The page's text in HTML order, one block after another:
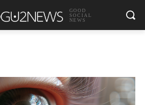
GOOD
SOCIAL
NEWS